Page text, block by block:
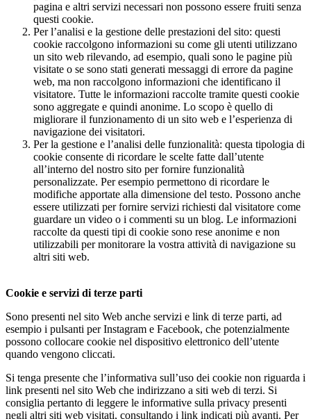
pagina e altri servizi necessari non possono essere fruiti senza
questi cookie.
Per l’analisi e la gestione delle prestazioni del sito: questi
cookie raccolgono informazioni su come gli utenti utilizzano
un sito web rilevando, ad esempio, quali sono le pagine più
visitate o se sono stati generati messaggi di errore da pagine
web, ma non raccolgono informazioni che identificano il
visitatore. Tutte le informazioni raccolte tramite questi cookie
sono aggregate e quindi anonime. Lo scopo è quello di
migliorare il funzionamento di un sito web e l’esperienza di
navigazione dei visitatori.
Per la gestione e l’analisi delle funzionalità: questa tipologia di
cookie consente di ricordare le scelte fatte dall’utente
all’interno del nostro sito per fornire funzionalità
personalizzate. Per esempio permettono di ricordare le
modifiche apportate alla dimensione del testo. Possono anche
essere utilizzati per fornire servizi richiesti dal visitatore come
guardare un video o i commenti su un blog. Le informazioni
raccolte da questi tipi di cookie sono rese anonime e non
utilizzabili per monitorare la vostra attività di navigazione su
altri siti web.
Cookie e servizi di terze parti
Sono presenti nel sito Web anche servizi e link di terze parti, ad
esempio i pulsanti per Instagram e Facebook, che potenzialmente
possono collocare cookie nel dispositivo elettronico dell’utente
quando vengono cliccati.
Si tenga presente che l’informativa sull’uso dei cookie non riguarda i
link presenti nel sito Web che indirizzano a siti web di terzi. Si
consiglia pertanto di leggere le informative sulla privacy presenti
negli altri siti web visitati, consultando i link indicati più avanti. Per